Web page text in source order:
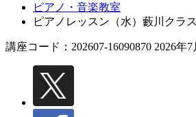
ピアノ・音楽教室
ピアノレッスン（水）藪川クラ
講座コード：202607-16090870 2026年